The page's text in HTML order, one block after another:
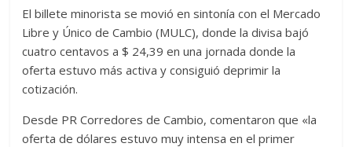
El billete minorista se movió en sintonía con el Mercado
Libre y Único de Cambio (MULC), donde la divisa bajó
cuatro centavos a $ 24,39 en una jornada donde la
oferta estuvo más activa y consiguió deprimir la
cotización.
Desde PR Corredores de Cambio, comentaron que «la
oferta de dólares estuvo muy intensa en el primer